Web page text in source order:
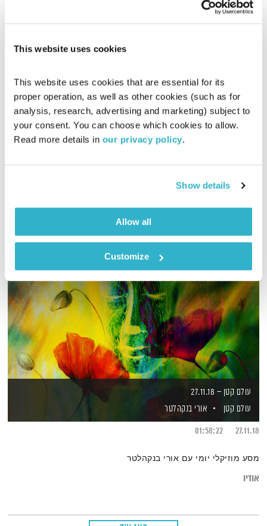
This website uses cookies
This website uses cookies that are essential for its
proper operation, as well as other cookies (such as for
analysis, research, advertising and marketing) subject to
your consent. You can choose which cookies to allow.
Read more details in our privacy policy.
Show details
Allow all
Customize
מנועים קדימה – 2.2.21
מנועים קדימה
גלית גורא-עיני
02.02.21
00:59:25
אודיו
עולם קטן – 27.11.18
עולם קטן
אורי בנקהלטר
27.11.18
01:58:22
מסע מוזיקלי יומי עם אורי בנקהלטר
אודיו